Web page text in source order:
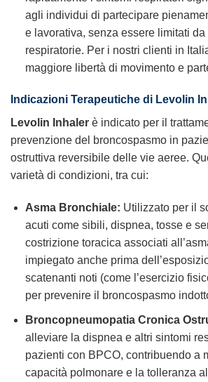
agli individui di partecipare
e lavorativa, senza essere limitati da
respiratorie. Per i nostri clienti in
maggiore libertà di movimento e
Indicazioni Terapeutiche di Levolin
Levolin Inhaler è indicato per il
prevenzione del broncospasmo in
ostruttiva reversibile delle vie aeree.
varietà di condizioni, tra cui:
Asma Bronchiale: Utilizzato per il
acuti come sibili, dispnea, tosse e
costrizione toracica associati
impiegato anche prima
scatenanti noti (come l’esercizio
per prevenire il broncospasmo
Broncopneumopatia Cronica
alleviare la dispnea e altri sintomi
pazienti con BPCO, contribuendo a
capacità polmonare e la tolleranza